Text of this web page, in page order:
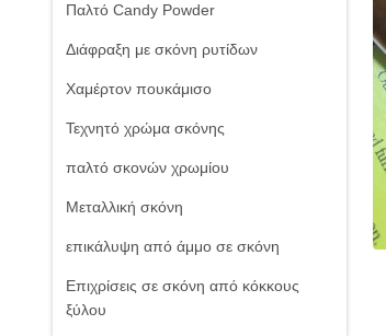
Παλτό Candy Powder
Διάφραξη με σκόνη ρυτίδων
Χαμέρτον πουκάμισο
Τεχνητό χρώμα σκόνης
παλτό σκονών χρωμίου
Μεταλλική σκόνη
επικάλυψη από άμμο σε σκόνη
Επιχρίσεις σε σκόνη από κόκκους
ξύλου